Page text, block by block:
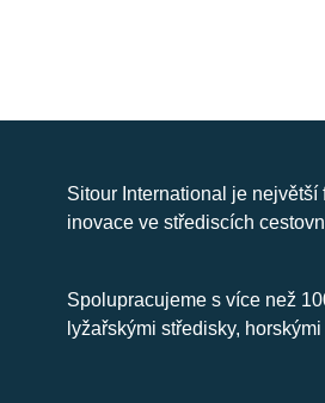
Sitour International je
inovace ve střediscích
Spolupracujeme s více než
lyžařskými středisky,